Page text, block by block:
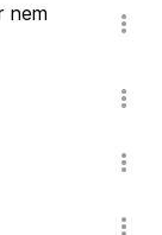
nem